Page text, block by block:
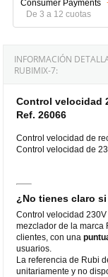
De 3 a 12 cuotas
INFORMACIÓN
RUBIMIX-7:
Control velocidad
Ref. 26066
Control velocidad de
Control velocidad de
¿No tienes claro
Control velocidad
mezclador de la marca
clientes, con una
usuarios.
La referencia de Rubi
unitariamente y no